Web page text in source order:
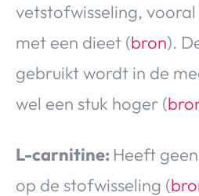
vetstofwisseling,
met een dieet (bron).
gebruikt wordt in de
wel een stuk hoger (
L-carnitine: Heeft
op de stofwisseling (